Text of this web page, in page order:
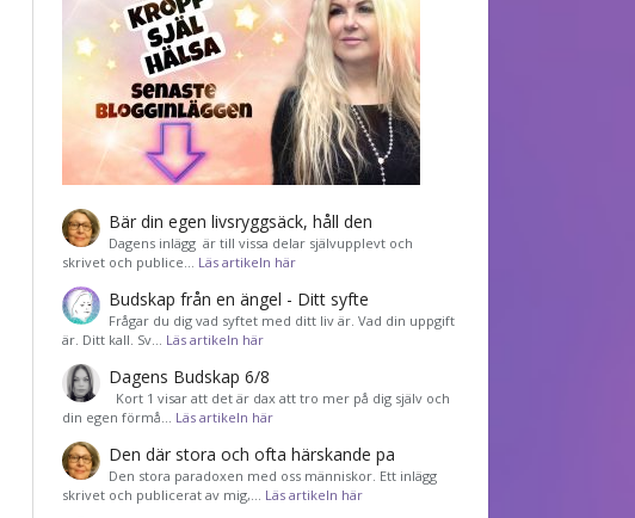
Bär din egen livsryggsäck, håll den
Dagens inlägg är till vissa delar självupplevt och
skrivet och publice… Läs artikeln här
Budskap från en ängel - Ditt syfte
Frågar du dig vad syftet med ditt liv är. Vad din uppgift
är. Ditt kall. Sv… Läs artikeln här
Dagens Budskap 6/8
Kort 1 visar att det är dax att tro mer på dig själv och
din egen förmå… Läs artikeln här
Den där stora och ofta härskande pa
Den stora paradoxen med oss människor. Ett inlägg
skrivet och publicerat av mig,… Läs artikeln här